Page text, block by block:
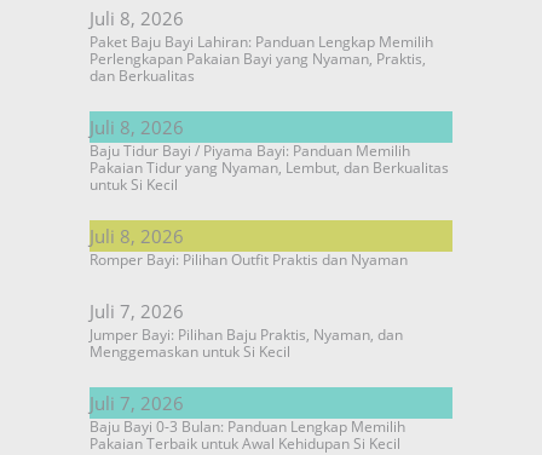
Juli 8, 2026
Paket Baju Bayi Lahiran: Panduan Lengkap Memilih
Perlengkapan Pakaian Bayi yang Nyaman, Praktis,
dan Berkualitas
Juli 8, 2026
Baju Tidur Bayi / Piyama Bayi: Panduan Memilih
Pakaian Tidur yang Nyaman, Lembut, dan Berkualitas
untuk Si Kecil
Juli 8, 2026
Romper Bayi: Pilihan Outfit Praktis dan Nyaman
Juli 7, 2026
Jumper Bayi: Pilihan Baju Praktis, Nyaman, dan
Menggemaskan untuk Si Kecil
Juli 7, 2026
Baju Bayi 0-3 Bulan: Panduan Lengkap Memilih
Pakaian Terbaik untuk Awal Kehidupan Si Kecil